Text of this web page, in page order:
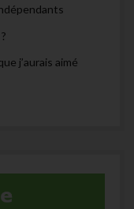
j’aurais aimé